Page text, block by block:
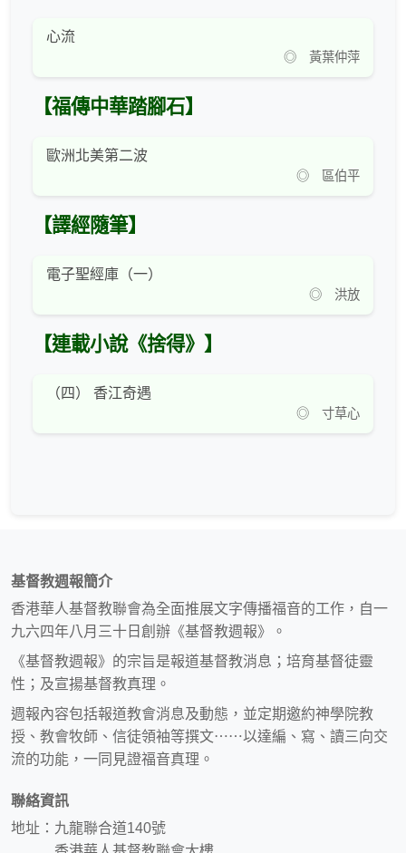
心流
◎ 黃葉仲萍
【福傳中華踏腳石】
歐洲北美第二波
◎ 區伯平
【譯經隨筆】
電子聖經庫（一）
◎ 洪放
【連載小說《捨得》】
（四） 香江奇遇
◎ 寸草心
基督教週報簡介
香港華人基督教聯會為全面推展文字傳播福音的工作，自一
九六四年八月三十日創辦《基督教週報》。
《基督教週報》的宗旨是報道基督教消息；培育基督徒靈
性；及宣揚基督教真理。
週報內容包括報道教會消息及動態，並定期邀約神學院教
授、教會牧師、信徒領袖等撰文⋯⋯以達編、寫、讀三向交
流的功能，一同見證福音真理。
聯絡資訊
地址：九龍聯合道140號